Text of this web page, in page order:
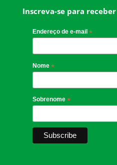
Inscreva-se para
Endereço de e-mail *
Nome *
Sobrenome *